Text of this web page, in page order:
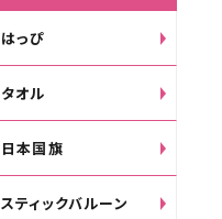
はっぴ
タオル
日本国旗
スティックバルーン